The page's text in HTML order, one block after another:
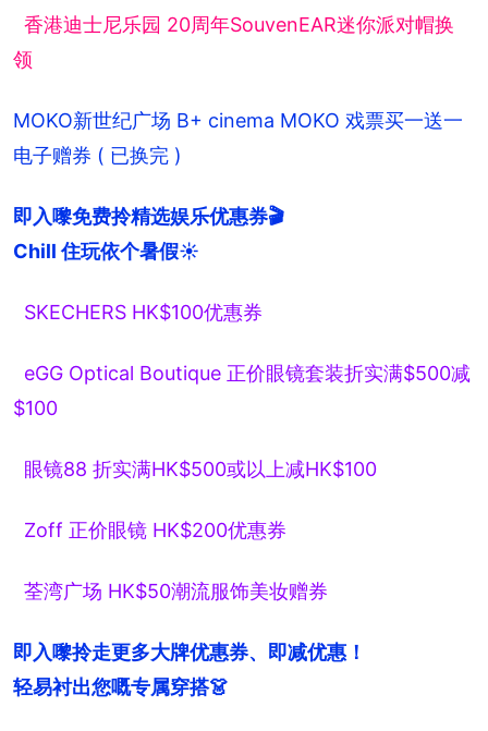
香港迪士尼乐园 20周年SouvenEAR迷你派对帽换
领
MOKO新世纪广场 B+ cinema MOKO 戏票买一送一
电子赠券 ( 已换完 )
即入嚟免费拎精选娱乐优惠券🎬
Chill 住玩依个暑假☀️
SKECHERS HK$100优惠券
eGG Optical Boutique 正价眼镜套装折实满$500减
$100
眼镜88 折实满HK$500或以上减HK$100
Zoff 正价眼镜 HK$200优惠券
荃湾广场 HK$50潮流服饰美妆赠券
即入嚟拎走更多大牌优惠券、即减优惠！
轻易衬出您嘅专属穿搭👗